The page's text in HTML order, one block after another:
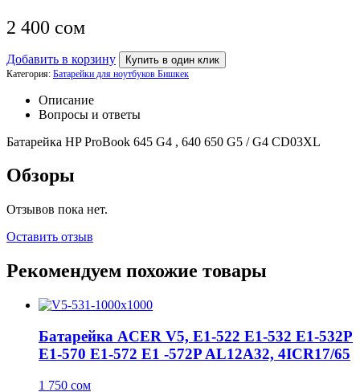
2 400 сом
Добавить в корзину Купить в один клик
Категория: Батарейки для ноутбуков Бишкек
Описание
Вопросы и ответы
Батарейка HP ProBook 645 G4 , 640 650 G5 / G4 CD03XL
Обзоры
Отзывов пока нет.
Оставить отзыв
Рекомендуем похожие товары
Батарейка ACER V5, E1-522 E1-532 E1-532P
E1-570 E1-572 E1 -572P AL12A32, 4ICR17/65
1 750 сом